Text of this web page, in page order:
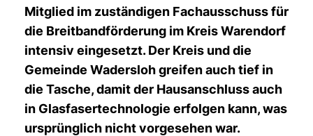
Mitglied im zuständigen Fachausschuss für
die Breitbandförderung im Kreis Warendorf
intensiv eingesetzt. Der Kreis und die
Gemeinde Wadersloh greifen auch tief in
die Tasche, damit der Hausanschluss auch
in Glasfasertechnologie erfolgen kann, was
ursprünglich nicht vorgesehen war.